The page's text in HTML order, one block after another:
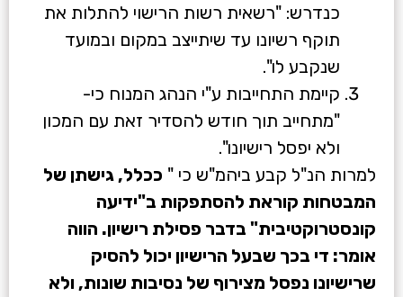
כנדרש: "רשאית רשות הרישוי להתלות את
תוקף רשיונו עד שיתייצב במקום ובמועד
שנקבע לו".
קיימת התחייבות ע"י הנהג המנוח כי-
"מתחייב תוך חודש להסדיר זאת עם המכון
ולא יפסל רישיונו".
למרות הנ"ל קבע ביהמ"ש כי " ככלל, גישתן של
המבטחות קוראת להסתפקות ב"ידיעה
קונסטרוקטיבית" בדבר פסילת רישיון. הווה
אומר: די בכך שבעל הרישיון יכול להסיק
שרישיונו נפסל מצירוף של נסיבות שונות, ולא